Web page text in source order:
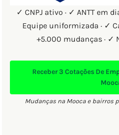
✓ CNPJ ativo · ✓ ANTT em
Equipe uniformizada · ✓
+5.000 mudanças · ✓
Receber3 Cotações De
Mudanças na Mooca e bairros